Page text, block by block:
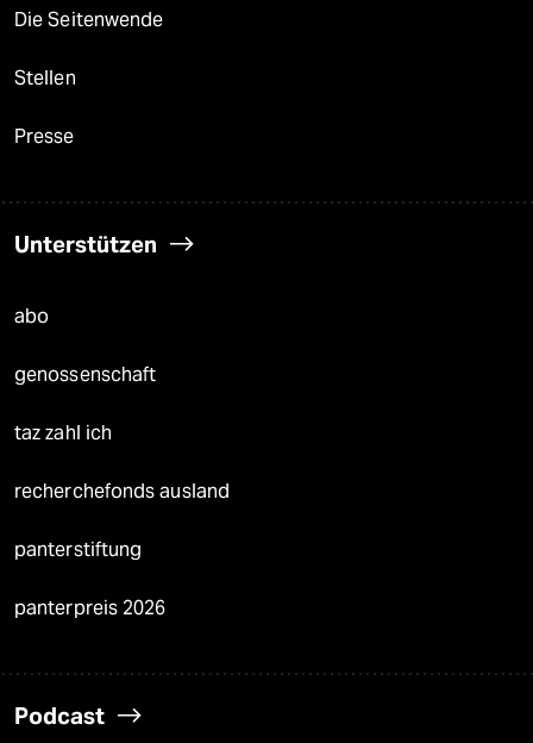
Die Seitenwende
Stellen
Presse
Unterstützen
abo
genossenschaft
taz zahl ich
recherchefonds ausland
panterstiftung
panterpreis 2026
Podcast